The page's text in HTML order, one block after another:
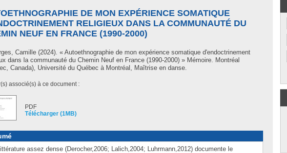
DE MON EXPÉRIENCE SOMATIQUE
RELIGIEUX DANS LA COMMUNAUTÉ DU
NEUF EN FRANCE (1990-2000)
Camille (2024). « Autoethnographie de mon expérience somatique d'endoctrinement
dans la communauté du Chemin Neuf en France (1990-2000) » Mémoire. Montréal
Canada), Université du Québec à Montréal, Maîtrise en danse.
associé(s) à ce document :
PDF
Télécharger (1MB)
assez dense (Derocher,2006; Lalich,2004; Luhrmann,2012) documente le